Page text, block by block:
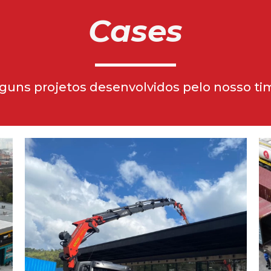
Cases
projetos desenvolvidos pelo nosso